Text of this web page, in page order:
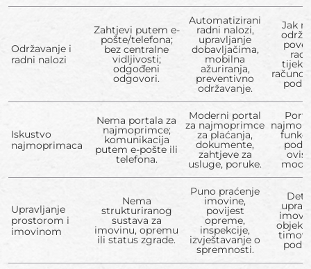
Održavanje i
radni nalozi
Zahtjevi putem e-
pošte/telefona;
bez centralne
vidljivosti;
odgođeni
odgovori.
Automatizirani
radni nalozi,
upravljanje
dobavljačima,
mobilna
ažuriranja,
preventivno
održavanje.
Jak
Iskustvo
najmoprimaca
Nema portala za
najmoprimce;
komunikacija
putem e-pošte ili
telefona.
Moderni portal
za najmoprimce
za plaćanja,
dokumente,
zahtjeve za
usluge, poruke.
Upravljanje
prostorom i
imovinom
Nema
strukturiranog
sustava za
imovinu, opremu
ili status zgrade.
Puno praćenje
imovine,
povijest
opreme,
inspekcije,
izvještavanje o
spremnosti.